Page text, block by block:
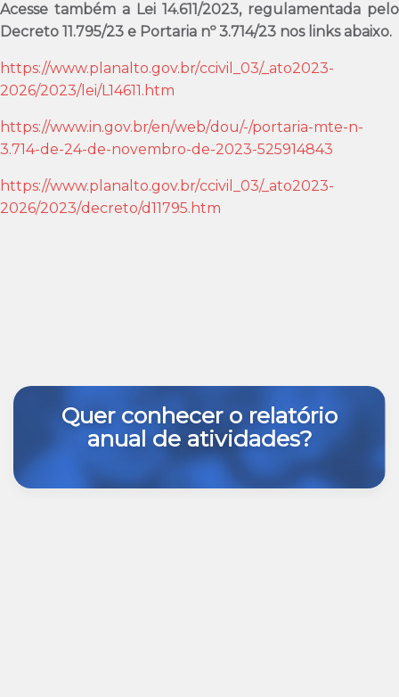
Acesse também a Lei 14.611/2023, regulamentada pelo
Decreto 11.795/23 e Portaria nº 3.714/23 nos links abaixo.
https://www.planalto.gov.br/ccivil_03/_ato2023-
2026/2023/lei/L14611.htm
https://www.in.gov.br/en/web/dou/-/portaria-mte-n-
3.714-de-24-de-novembro-de-2023-525914843
https://www.planalto.gov.br/ccivil_03/_ato2023-
2026/2023/decreto/d11795.htm
Quer conhecer o relatório
anual de atividades?